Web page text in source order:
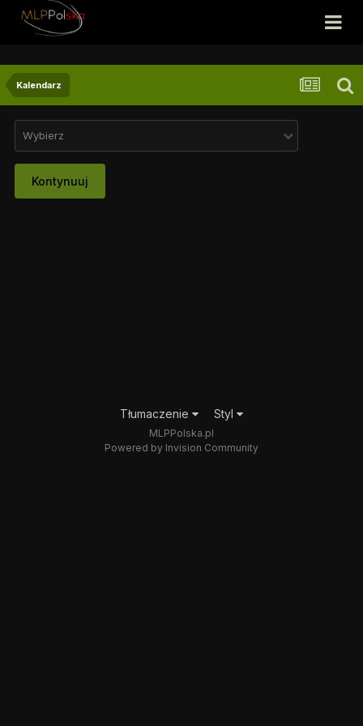
Kalendarz
Wybierz
Kontynuuj
Tłumaczenie Styl
MLPPolska.pl
Powered by Invision Community